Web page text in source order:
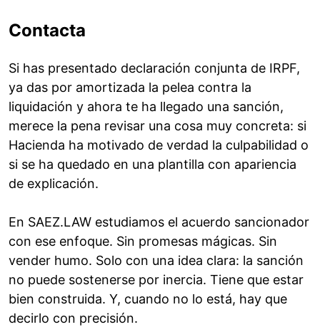
Contacta
Si has presentado declaración conjunta de IRPF,
ya das por amortizada la pelea contra la
liquidación y ahora te ha llegado una sanción,
merece la pena revisar una cosa muy concreta: si
Hacienda ha motivado de verdad la culpabilidad o
si se ha quedado en una plantilla con apariencia
de explicación.
En SAEZ.LAW estudiamos el acuerdo sancionador
con ese enfoque. Sin promesas mágicas. Sin
vender humo. Solo con una idea clara: la sanción
no puede sostenerse por inercia. Tiene que estar
bien construida. Y, cuando no lo está, hay que
decirlo con precisión.